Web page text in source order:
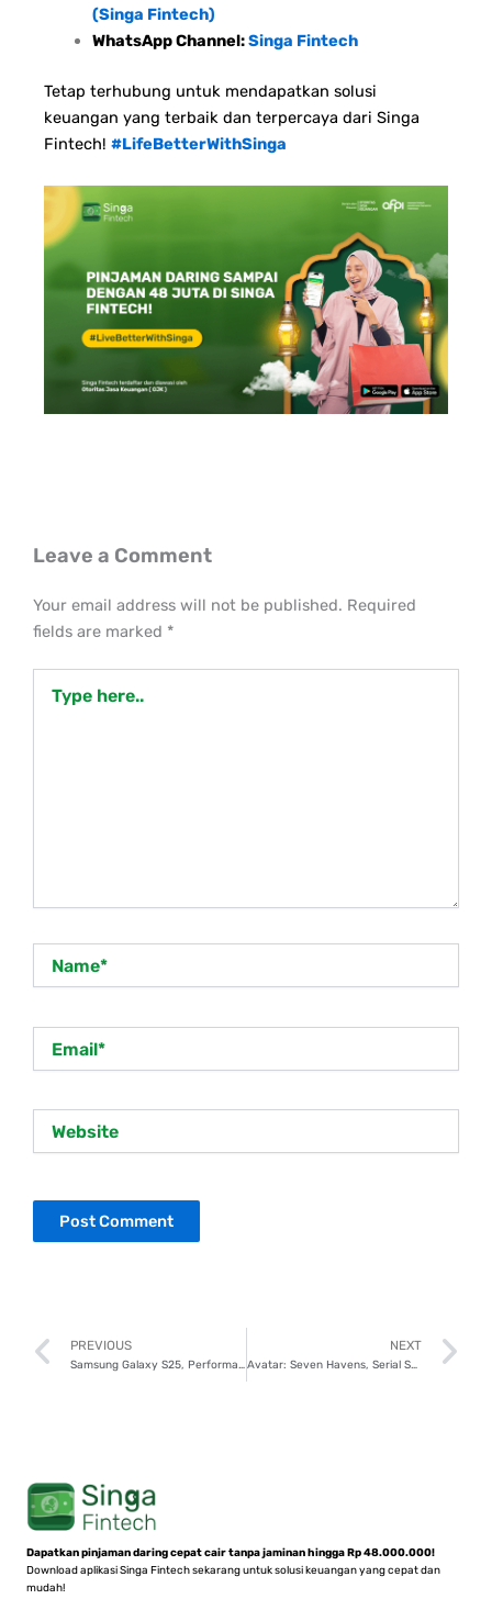
(Singa Fintech)
WhatsApp Channel:Singa Fintech
Tetap terhubung untuk mendapatkan solusi
keuangan yang terbaik dan terpercaya dari Singa
Fintech! #LifeBetterWithSinga
Leave a Comment
Your email address will not be published. Required
fields are marked *
here..
Prev
PREVIOUS
Samsung Galaxy S25, Performa Tinggi dan Fitur AI Canggih
NEXT
Avatar: Seven Havens, Serial Sekuel Baru Setelah Legend of Korra!
Dapatkan pinjaman daring cepat cair tanpa jaminan hingga Rp 48.000.000!
Download aplikasi Singa Fintech sekarang untuk solusi keuangan yang cepat dan
mudah!